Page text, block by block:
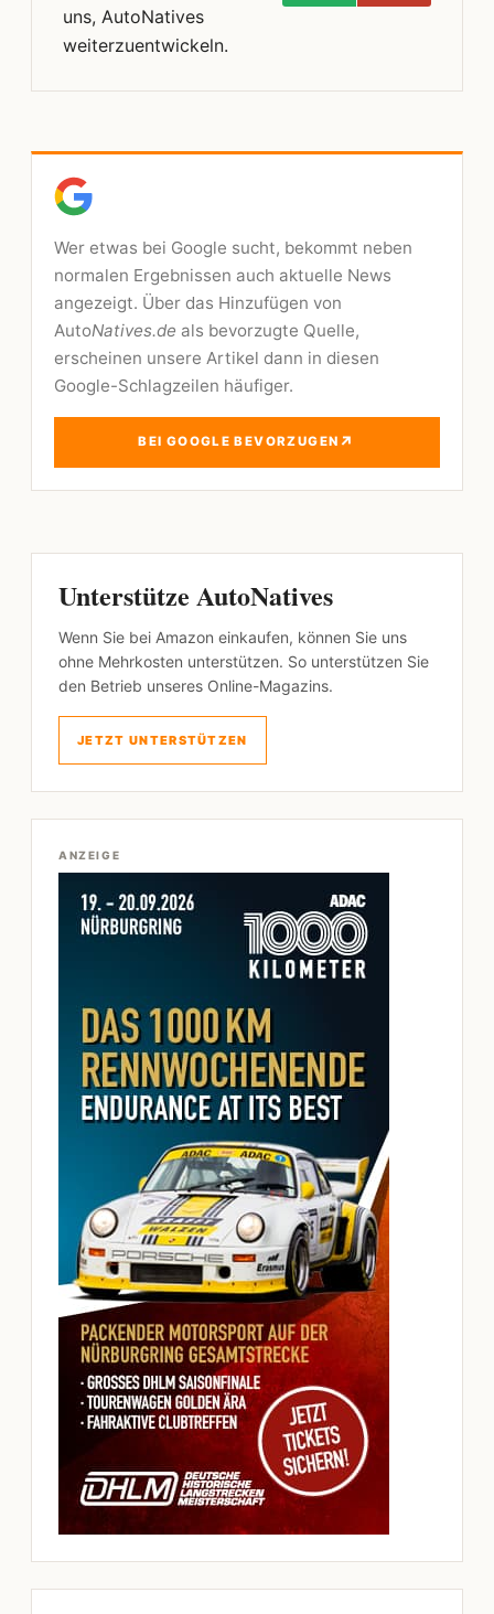
uns, AutoNatives
weiterzuentwickeln.
Wer etwas bei Google sucht, bekommt neben
normalen Ergebnissen auch aktuelle News
angezeigt. Über das Hinzufügen von
AutoNatives.de als bevorzugte Quelle,
erscheinen unsere Artikel dann in diesen
Google-Schlagzeilen häufiger.
BEI GOOGLE BEVORZUGEN ↗
Unterstütze AutoNatives
Wenn Sie bei Amazon einkaufen, können Sie uns
ohne Mehrkosten unterstützen. So unterstützen Sie
den Betrieb unseres Online-Magazins.
JETZT UNTERSTÜTZEN
ANZEIGE